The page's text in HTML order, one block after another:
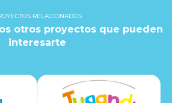
RELACIONADOS
otros proyectos que pueden
interesarte